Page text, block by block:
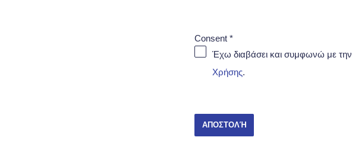
Consent *
Έχω διαβάσει και συμφωνώ με την
Χρήσης.
ΑΠΟΣΤΟΛΉ